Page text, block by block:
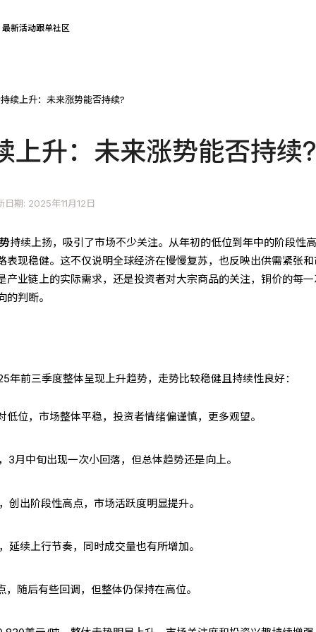
最新活动跟单社区
续上升：未来涨势能否持续?
上升：未来涨势能否持续
日期: 2025年11月12日
持续上扬，吸引了市场不少关注。从年初的低位到年中的阶段性
表现稳健。这不仅说明全球经济在慢慢复苏，也反映出供需紧张
产业链上的实际需求，还是投资者对大宗商品的关注，铜价的每
判断。
年前三季度整体呈现上升趋势，走势比较稳健且持续性良好：
低位，市场整体平稳，投资者情绪偏谨慎，更多观望。
3月中旬出现一次小回落，但总体趋势还是向上。
创出阶段性高点，市场活跃度明显提升。
延续上行节奏，同时成交量也有所增加。
，随后有些回调，但整体仍保持在高位。